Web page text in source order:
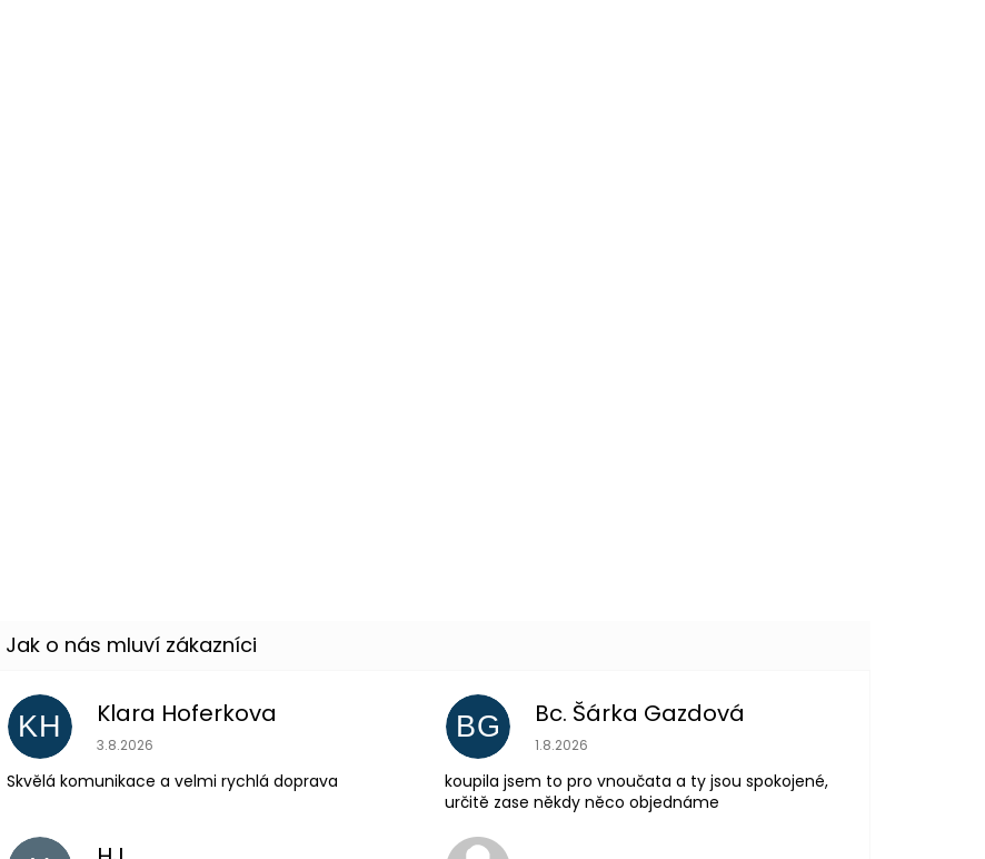
KH Klara Hoferkova
Hodnocení obchodu je 5 z 5 hvězdiček.
3.8.2026
Skvělá komunikace a velmi rychlá doprava
BG Bc. Šárka Gazdová
Hodnocení obchodu je 5 z 5 hvězdiček.
1.8.2026
koupila jsem to pro vnoučata a ty jsou spokojené,
určitě zase někdy něco objednáme